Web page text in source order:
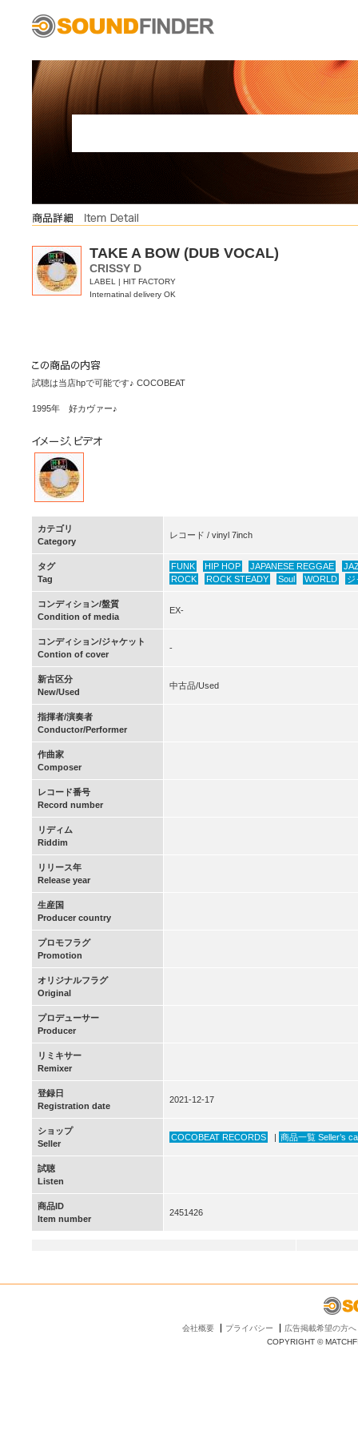
TAKE A BOW (DUB VOCAL)
CRISSY D
LABEL | HIT FACTORY
Internatinal delivery OK
試聴は当店hpで可能です♪ COCOBEAT
1995年 好カヴァー♪
カテゴリ
Category
レコード / vinyl 7inch
タグ
Tag
FUNK HIP HOP JAPANESE REGGAE
ROCK
ROCK STEADY Soul WORLD ジ
コンディション/盤質
Condition of media
EX-
コンディション/ジャケット
Contion of cover
-
新古区分
New/Used
中古品/Used
指揮者/演奏者
Conductor/Performer
作曲家
Composer
レコード番号
Record number
リディム
Riddim
リリース年
Release year
生産国
Producer country
プロモフラグ
Promotion
オリジナルフラグ
Original
プロデューサー
Producer
リミキサー
Remixer
登録日
Registration date
2021-12-17
ショップ
Seller
COCOBEAT RECORDS | 商品一覧 Seller’s
試聴
Listen
商品ID
Item number
2451426
会社概要 プライバシー
広告掲載希望の方へ
COPYRIGHT ©